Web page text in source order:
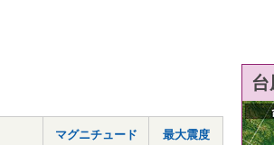
マグニチュード 最大震度